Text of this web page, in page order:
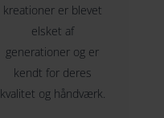
kreationer er blevet
elsket af
generationer og er
kendt for deres
kvalitet og håndværk.